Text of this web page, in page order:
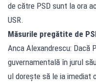
de către PSD sunt la ora
USR.
Măsurile pregătite de
Anca Alexandrescu: Dacă
guvernamentală în jurul
ul dorește să le ia imediat